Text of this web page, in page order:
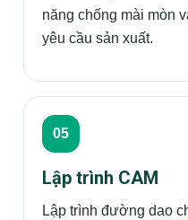
năng chống mài mòn
yêu cầu sản xuất.
Lập trình CAM
Lập trình đường dao